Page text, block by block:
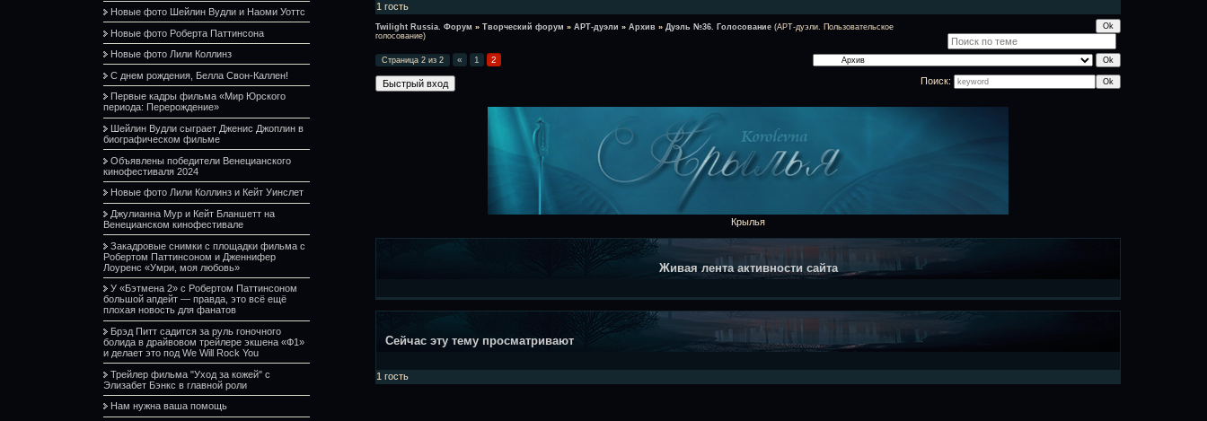
Новые фото Шейлин Вудли и Наоми Уоттс
Новые фото Роберта Паттинсона
Новые фото Лили Коллинз
С днем рождения, Белла Свон-Каллен!
Первые кадры фильма «Мир Юрского
периода: Перерождение»
Шейлин Вудли сыграет Дженис Джоплин в
биографическом фильме
Объявлены победители Венецианского
кинофестиваля 2024
Новые фото Лили Коллинз и Кейт Уинслет
Джулианна Мур и Кейт Бланшетт на
Венецианском кинофестивале
Закадровые снимки с площадки фильма с
Робертом Паттинсоном и Дженнифер
Лоуренс «Умри, моя любовь»
У «Бэтмена 2» с Робертом Паттинсоном
большой апдейт — правда, это всё ещё
плохая новость для фанатов
Брэд Питт садится за руль гоночного
болида в драйвовом трейлере экшена «Ф1»
и делает это под We Will Rock You
Трейлер фильма "Уход за кожей" с
Элизабет Бэнкс в главной роли
Нам нужна ваша помощь
1 гость
Twilight Russia. Форум » Творческий форум » АРТ-дуэли » Архив » Дуэль №36. Голосование (АРТ-дуэли. Пользовательское
голосование)
Страница 2 из 2 « 1 2
Поиск:
Крылья
Живая лента активности сайта
Сейчас эту тему просматривают
1 гость